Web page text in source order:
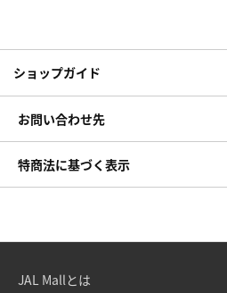
ショップガイド
お問い合わせ先
特商法に基づく表示
JAL Mallとは